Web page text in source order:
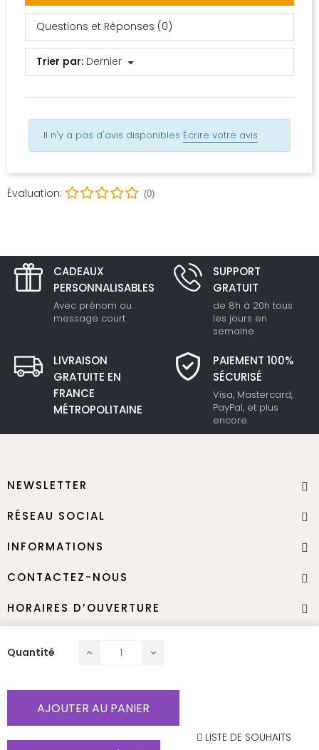
Quantité
AJOUTER AU PANIER
LISTE DE SOUHAITS
Questions et Réponses (0)
Trier par: Dernier
Il n'y a pas d'avis disponibles Écrire votre avis
Évaluation: (0)
CADEAUX
PERSONNALISABLES
Avec prénom ou
message court
SUPPORT
GRATUIT
de 8h à 20h tous
les jours en
semaine
LIVRAISON
GRATUITE EN
FRANCE
MÉTROPOLITAINE
PAIEMENT 100%
SÉCURISÉ
Visa, Mastercard,
PayPal, et plus
encore.
NEWSLETTER
RÉSEAU SOCIAL
INFORMATIONS
CONTACTEZ-NOUS
HORAIRES D’OUVERTURE